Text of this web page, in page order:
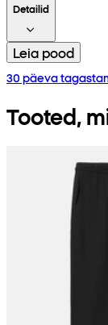
Detailid
Leia pood
30 päeva
Tooted,